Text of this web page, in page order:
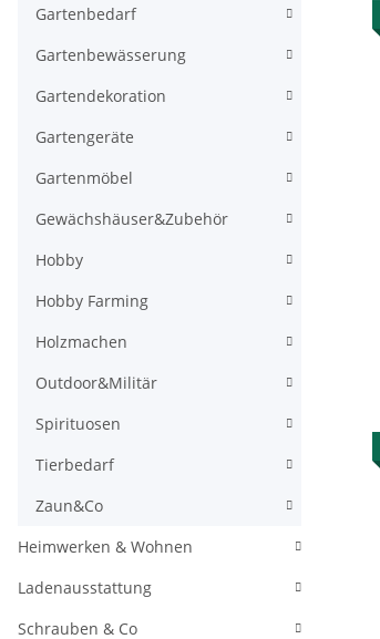
Gartenbedarf
Gartenbewässerung
Gartendekoration
Gartengeräte
Gartenmöbel
Gewächshäuser&Zubehör
Hobby
Hobby Farming
Holzmachen
Outdoor&Militär
Spirituosen
Tierbedarf
Zaun&Co
Heimwerken & Wohnen
Ladenausstattung
Schrauben & Co